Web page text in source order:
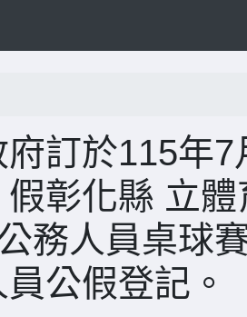
訂於115年7
假彰化縣 立
務人員桌球
公假登記。